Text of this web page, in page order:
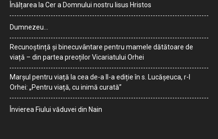
Înălțarea la Cer a Domnului nostru Iisus Hristos
Dumnezeu…
Recunoștință și binecuvântare pentru mamele dătătoare de
viață – din partea preoților Vicariatului Orhei
Marșul pentru viață la cea de-a II-a ediție în s. Lucășeuca, r-l
Orhei: „Pentru viață, cu inimă curată”
Învierea Fiului văduvei din Nain